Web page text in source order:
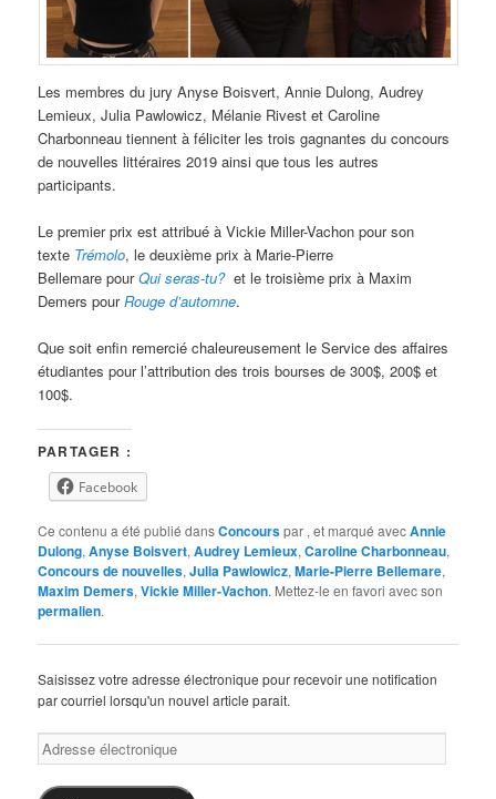
sLes membres du jury Anyse Boisvert, Annie Dulong, Audrey
Lemieux, Julia Pawlowicz, Mélanie Rivest et Caroline
Charbonneau tiennent à féliciter les trois gagnantes du concours
de nouvelles littéraires 2019 ainsi que tous les autres
participants.
Le premier prix est attribué à Vickie Miller-Vachon pour son
texte Trémolo, le deuxième prix à Marie-Pierre
Bellemare pourQui seras-tu? et le troisième prix à Maxim
Demers pourRouge d’automne.
Que soit enfin remercié chaleureusement le Service des affaires
étudiantes pour l’attribution des trois bourses de 300$, 200$ et
100$.
PARTAGER :
Facebook
Ce contenu a été publié dansConcourspar , et marqué avecAnnie
Dulong,Anyse Boisvert,Audrey Lemieux,Caroline Charbonneau,
Concours de nouvelles,Julia Pawlowicz,Marie-Pierre Bellemare,
Maxim Demers,Vickie Miller-Vachon. Mettez-le en favori avec son
permalien.
Saisissez votre adresse électronique pour recevoir une notification
par courriel lorsqu'un nouvel article parait.
Adresse
électronique